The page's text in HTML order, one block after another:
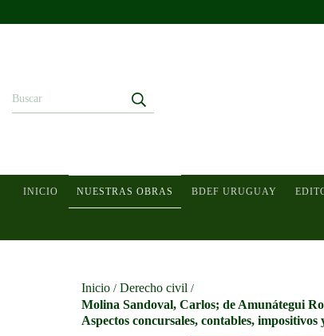
INICIO NUESTRAS OBRAS BDEF URUGUAY
Inicio / Derecho civil /
Molina Sandoval, Carlos; de Amunátegui
Aspectos concursales, contables, impositivos